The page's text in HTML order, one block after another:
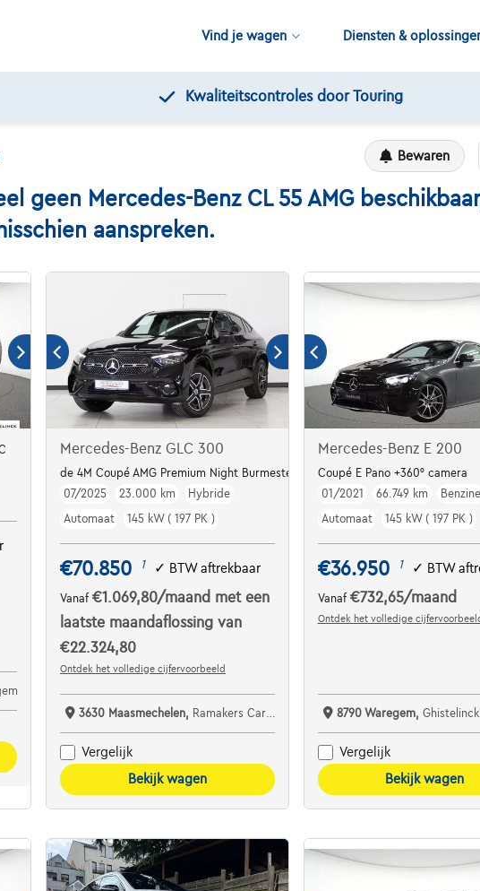
Vind je wagen Diensten &
Gratis 12 maanden
Bewaren
geen Mercedes-Benz CL 55 AMG
aanspreken.
Mercedes-Benz GLC 300
de 4M Coupé AMG Premium Night Burmester Zitkoeling
07/2025
23.000 km
Hybride
Automaat
145 kW ( 197 PK )
€70.850 1 ✓ BTW aftrekbaar
Vanaf€1.069,80/maand met een
laatste maandaflossing van
€22.324,80
Ontdek het volledige cijfervoorbeeld
3630 Maasmechelen, Ramakers Car Center
Vergelijk
Bekijk wagen
Mercedes-Benz E 200
Coupé E Pano +360° camera
01/2021
66.749 km
Benzine
Automaat
145 kW ( 197 PK )
€36.950 1 ✓ BTW
Vanaf €732,65/maand
Ontdek het volledige
8790 Waregem,
Vergelijk
Bekijk wagen